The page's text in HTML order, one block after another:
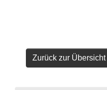
Zurück zur